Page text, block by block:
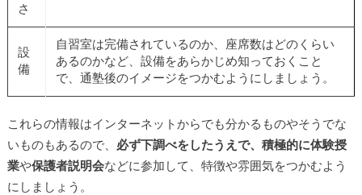
さ
設
備
自習室は完備されているのか、座席数はどのくらい
あるのかなど、設備をあらかじめ知っておくこと
で、通塾後のイメージをつかむようにしましょう。
これらの情報はインターネットからでも分かるものやそうでな
いものもあるので、 必ず下調べをしたうえで、積極的に体験授
業や保護者説明会などに参加して、特徴や雰囲気をつかむよう
にしましょう。